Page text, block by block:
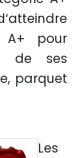
A+ pour
de ses
parquet
Les